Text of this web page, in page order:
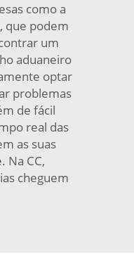
como a
que podem
um
aduaneiro
optar
problemas
de fácil
real das
as suas
Na CC,
cheguem